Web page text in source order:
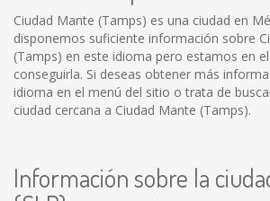
Ciudad Mante (Tamps) es una ciudad en
disponemos suficiente información sobre
(Tamps) en este idioma pero estamos en
conseguirla. Si deseas obtener más
idioma en el menú del sitio o trata de
ciudad cercana a Ciudad Mante (Tamps).
Información sobre la